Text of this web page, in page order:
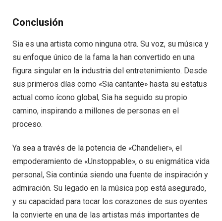
Conclusión
Sia es una artista como ninguna otra. Su voz, su música y
su enfoque único de la fama la han convertido en una
figura singular en la industria del entretenimiento. Desde
sus primeros días como «Sia cantante» hasta su estatus
actual como ícono global, Sia ha seguido su propio
camino, inspirando a millones de personas en el
proceso.
Ya sea a través de la potencia de «Chandelier», el
empoderamiento de «Unstoppable», o su enigmática vida
personal, Sia continúa siendo una fuente de inspiración y
admiración. Su legado en la música pop está asegurado,
y su capacidad para tocar los corazones de sus oyentes
la convierte en una de las artistas más importantes de